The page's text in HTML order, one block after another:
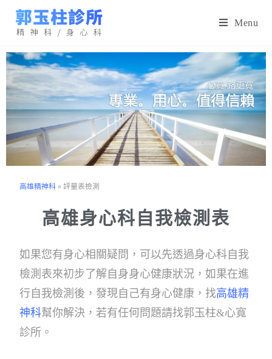
Menu
高雄精神科 »評量表檢測
高雄身心科自我檢測表
如果您有身心相關疑問，可以先透過身心科自我
檢測表來初步了解自身身心健康狀況，如果在進
行自我檢測後，發現自己有身心健康，找高雄精
神科幫你解決，若有任何問題請找郭玉柱&心寬
診所。